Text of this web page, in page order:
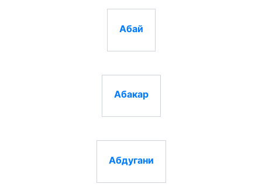
Абай
Абакар
Абдугани